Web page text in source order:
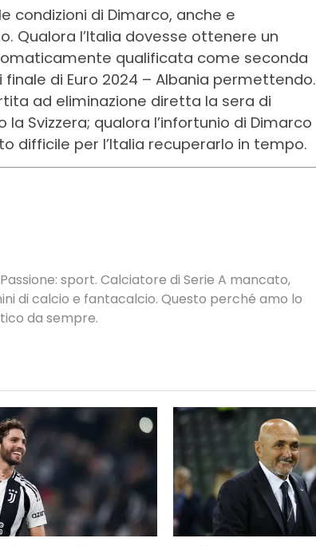
condizioni di Dimarco, anche e
Qualora l’Italia dovesse ottenere un
qualificata come seconda
di Euro 2024 – Albania permettendo.
ad eliminazione diretta la sera di
Svizzera; qualora l’infortunio di Dimarco
difficile per l’Italia recuperarlo in tempo.
sport. Calciatore di Serie A mancato,
di calcio e fantacalcio. Questo perché amo lo
da sempre.